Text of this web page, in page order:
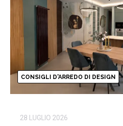
CONSIGLI D'ARREDO DI DESIGN
28 LUGLIO 2026